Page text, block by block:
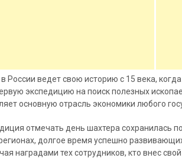
России ведет свою историю с 15 века,
экспедицию на поиск полезных
основную отрасль экономики любого
отмечать день шахтера сохранилась
долгое время успешно
наградами тех сотрудников, кто внес